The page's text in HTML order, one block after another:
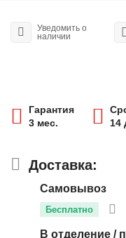
Уведомить о
наличии
Гарантия
3 мес.
14
Доставка:
Самовывоз
Бесплатно
В отделение /